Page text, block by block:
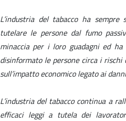
L’industria del tabacco ha
tutelare le persone dal fumo
minaccia per i loro guadagni ed
disinformato le persone circa i
sull’impatto economico legato ai
L’industria del tabacco continua a
efficaci leggi a tutela dei